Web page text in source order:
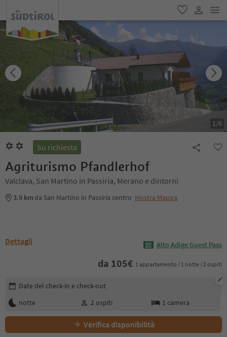
favoriti
user link
1/6
Su richiesta
Agriturismo Pfandlerhof
Valclava, San Martino in Passiria, Merano e dintorni
3.9 km da San Martino in Passiria centro Mostra Mappa
Dettagli Alto Adige Guest Pass
da 105€ 1 appartamento / 1 notte / 2 ospiti
Modifica i dettagli della prenotazione
Date del check-in e check-out
notte
2 ospiti 1 camera
Verifica disponibilità